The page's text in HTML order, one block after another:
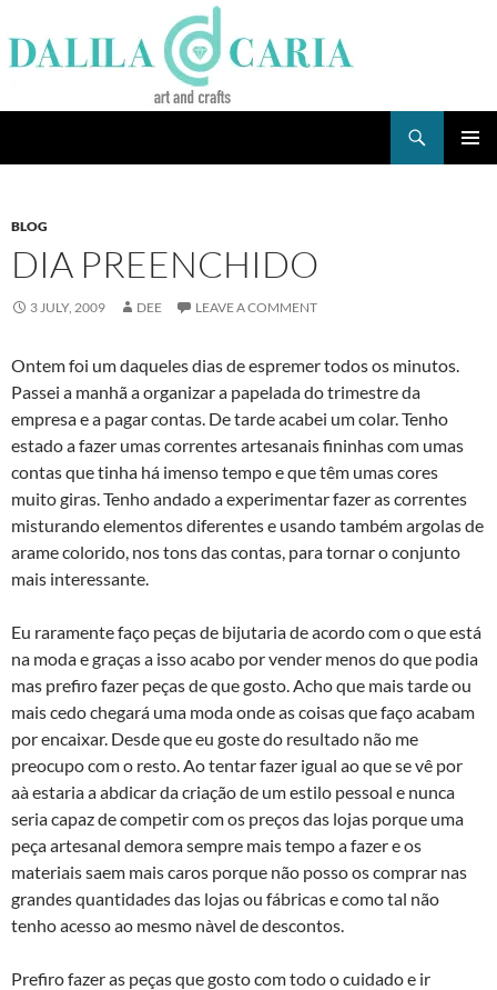
to
content
BLOG
DIA PREENCHIDO
3 JULY, 2009 DEE LEAVE A COMMENT
Ontem foi um daqueles dias de espremer todos os minutos.
Passei a manhã a organizar a papelada do trimestre da
empresa e a pagar contas. De tarde acabei um colar. Tenho
estado a fazer umas correntes artesanais fininhas com umas
contas que tinha há imenso tempo e que têm umas cores
muito giras. Tenho andado a experimentar fazer as correntes
misturando elementos diferentes e usando também argolas de
arame colorido, nos tons das contas, para tornar o conjunto
mais interessante.
Eu raramente faço peças de bijutaria de acordo com o que está
na moda e graças a isso acabo por vender menos do que podia
mas prefiro fazer peças de que gosto. Acho que mais tarde ou
mais cedo chegará uma moda onde as coisas que faço acabam
por encaixar. Desde que eu goste do resultado não me
preocupo com o resto. Ao tentar fazer igual ao que se vê por
aà­ estaria a abdicar da criação de um estilo pessoal e nunca
seria capaz de competir com os preços das lojas porque uma
peça artesanal demora sempre mais tempo a fazer e os
materiais saem mais caros porque não posso os comprar nas
grandes quantidades das lojas ou fábricas e como tal não
tenho acesso ao mesmo nà­vel de descontos.
Prefiro fazer as peças que gosto com todo o cuidado e ir